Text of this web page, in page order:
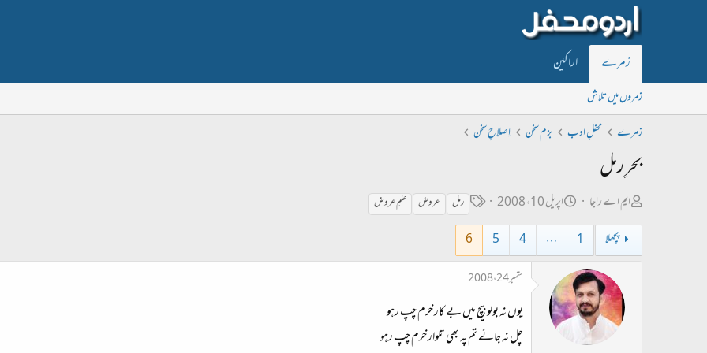
زمرے اراکین
زمروں میں تلاش
زمرے
محفلِ ادب بزم سخن اِصلاحِ سخن
بحرِ رمل
ص
ا
ح
ایم اے راجا
ت
ا
خ
ا
اپریل 10، 2008
ی
گ
رمل عروض علمِ عروض
پچھلا 1
…
4
5
6
ستمبر 24، 2008
یوں نہ بولو بیچ میں بے کار خرم چپ رہو
چل نہ جائے تم پہ بھی تلوار خرم چپ رہو